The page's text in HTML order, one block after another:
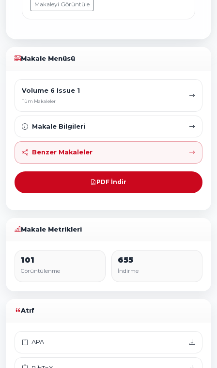
Makaleyi Görüntüle
Makale Menüsü
Volume 6 Issue 1
Tüm Makaleler
Makale Bilgileri
Benzer Makaleler
PDF İndir
Makale Metrikleri
101
Görüntülenme
655
İndirme
Atıf
APA